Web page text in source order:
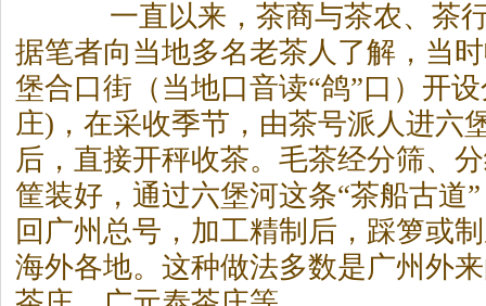
一直以来，茶商与茶农、茶行
据笔者向当地多名老茶人了解，当
堡合口街（当地口音读“鸽”口）开
庄)，在采收季节，由茶号派人进六
后，直接开秤收茶。毛茶经分筛、
筐装好，通过六堡河这条“茶船古道
回广州总号，加工精制后，踩箩或
海外各地。这种做法多数是广州外